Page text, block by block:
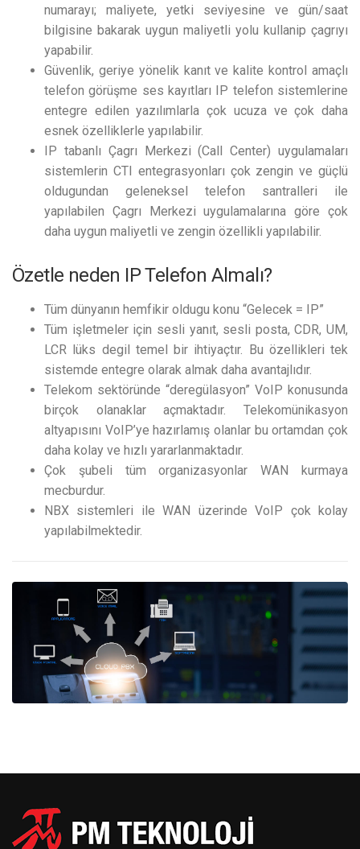
numarayı; maliyete, yetki seviyesine ve gün/saat
bilgisine bakarak uygun maliyetli yolu kullanip çagrıyı
yapabilir.
Güvenlik, geriye yönelik kanıt ve kalite kontrol amaçlı
telefon görüşme ses kayıtları IP telefon sistemlerine
entegre edilen yazılımlarla çok ucuza ve çok daha
esnek özelliklerle yapılabilir.
IP tabanlı Çagrı Merkezi (Call Center) uygulamaları
sistemlerin CTI entegrasyonları çok zengin ve güçlü
oldugundan geleneksel telefon santralleri ile
yapılabilen Çagrı Merkezi uygulamalarına göre çok
daha uygun maliyetli ve zengin özellikli yapılabilir.
Özetle neden IP Telefon Almalı?
Tüm dünyanın hemfikir oldugu konu “Gelecek = IP”
Tüm işletmeler için sesli yanıt, sesli posta, CDR, UM,
LCR lüks degil temel bir ihtiyaçtır. Bu özellikleri tek
sistemde entegre olarak almak daha avantajlıdır.
Telekom sektöründe “deregülasyon” VoIP konusunda
birçok olanaklar açmaktadır. Telekomünikasyon
altyapısını VoIP’ye hazırlamış olanlar bu ortamdan çok
daha kolay ve hızlı yararlanmaktadır.
Çok şubeli tüm organizasyonlar WAN kurmaya
mecburdur.
NBX sistemleri ile WAN üzerinde VoIP çok kolay
yapılabilmektedir.